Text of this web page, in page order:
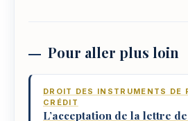
Pour aller plus loin
DROIT DES INSTRUMENTS DE
CRÉDIT
L’acceptation de la lettre